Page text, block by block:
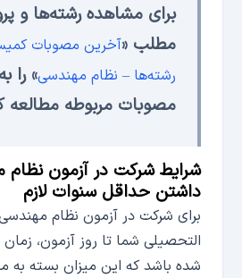
برای مشاهده رشته‌ها و
مطلب «آخرین مصوبات
رشته‌ها – نظام مهندسی» را
مصوبات مربوطه مطالعه
داشتن حداقل سنوات لازم
برای شرکت در آزمون نظام
التحصیلی شما تا روز آزمون،
شده باشد که این میزان بسته